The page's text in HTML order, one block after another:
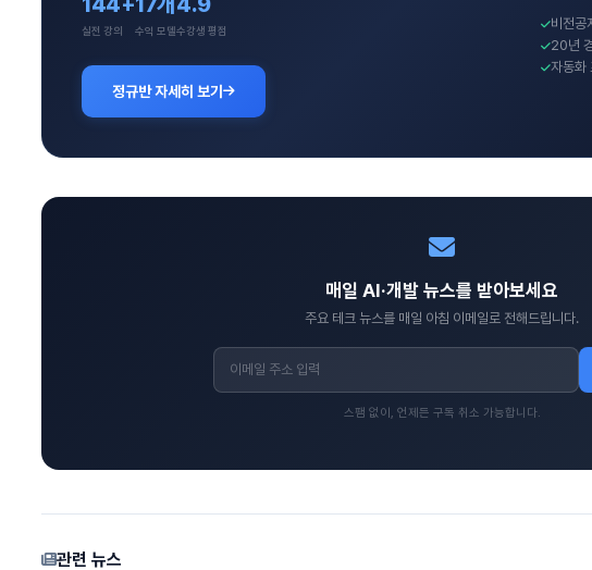
실전 강의 수익 모델수강생 평점
정규반 자세히 보기
비전공
20년
자동화
매일 AI·개발 뉴스를 받아보세요
주요 테크 뉴스를 매일 아침 이메일로 전해드립니다.
스팸 없이, 언제든 구독 취소 가능합니다.
관련 뉴스